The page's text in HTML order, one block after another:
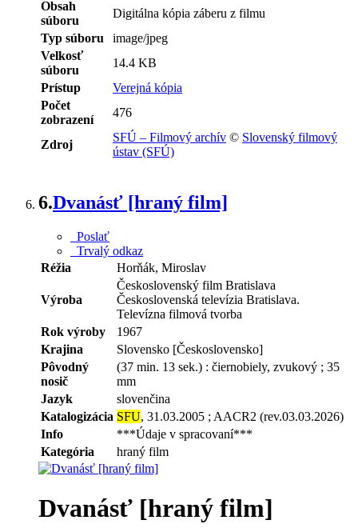
Obsah
súboru
Digitálna kópia záberu z filmu
Typ súboru
image/jpeg
Velkosť
súboru
14.4 KB
Prístup
Verejná kópia
Počet
zobrazení
476
Zdroj
SFÚ – Filmový archív © Slovenský filmový
ústav (SFÚ)
6.Dvanásť [hraný film]
Poslať
Trvalý odkaz
Réžia
Horňák, Miroslav
Výroba
Československý film Bratislava
Československá televízia Bratislava.
Televízna filmová tvorba
Rok výroby
1967
Krajina
Slovensko [Československo]
Pôvodný
nosič
(37 min. 13 sek.) : čiernobiely, zvukový ; 35
mm
Jazyk
slovenčina
Katalogizácia SFU, 31.03.2005 ; AACR2 (rev.03.03.2026)
Info
***Údaje v spracovaní***
Kategória
hraný film
Dvanásť [hraný film]